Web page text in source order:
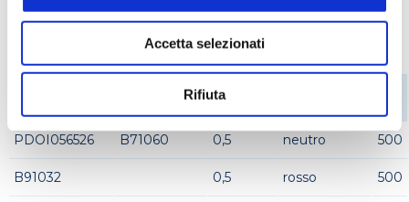
Accetta selezionati
Rifiuta
Codici prodotto
FORNITORE
VOLUME
ML
PDOI056526 B71060 0,5 neutro 500
B91032 0,5 rosso 500